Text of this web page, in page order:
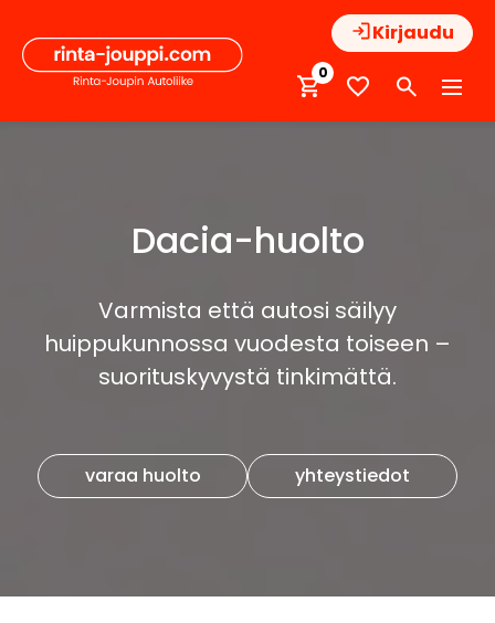
sisältöön
Kirjaudu
0
Dacia-huolto
Varmista että autosi säilyy
huippukunnossa vuodesta toiseen –
suorituskyvystä tinkimättä.
varaa huolto yhteystiedot